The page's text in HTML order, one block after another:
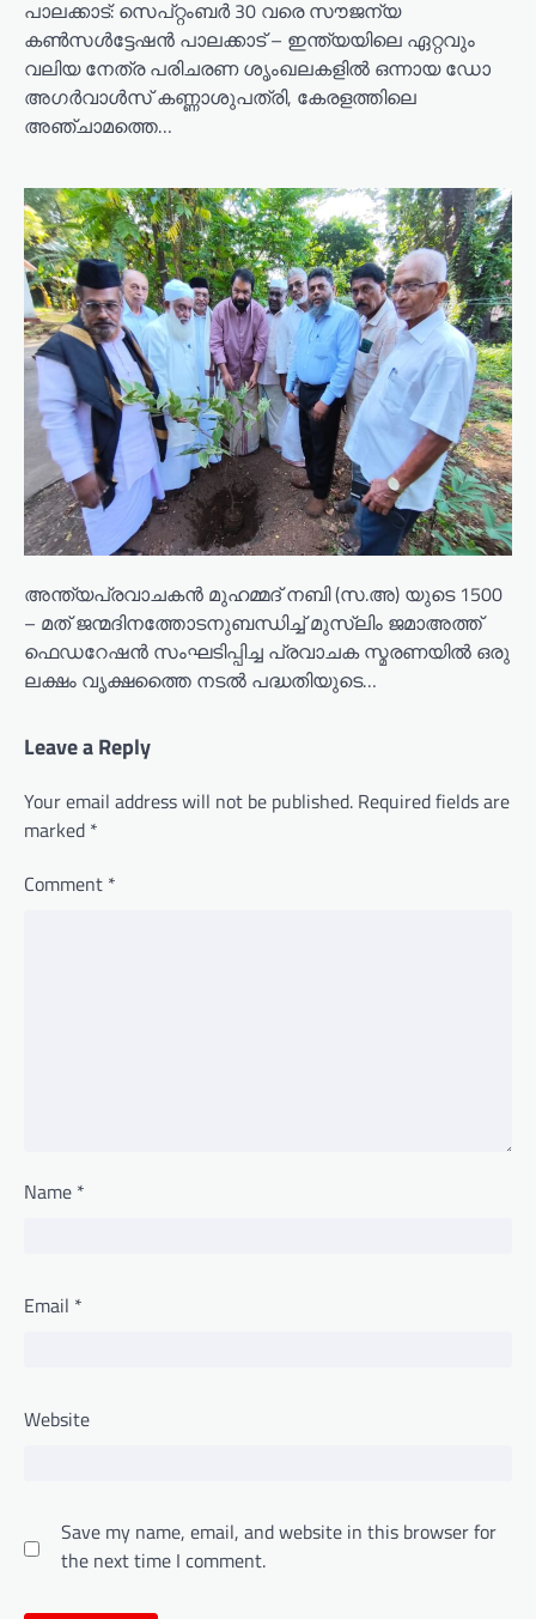
പാലക്കാട്: സെപ്‌റ്റംബർ 30 വരെ സൗജന്യ
കൺസൾട്ടേഷൻ പാലക്കാട് – ഇന്ത്യയിലെ ഏറ്റവും
വലിയ നേത്ര പരിചരണ ശൃംഖലകളിൽ ഒന്നായ ഡോ
അഗർവാൾസ് കണ്ണാശുപത്രി, കേരളത്തിലെ
അഞ്ചാമത്തെ…
അന്ത്യപ്രവാചകൻ മുഹമ്മദ് നബി (സ.അ) യുടെ 1500
– മത് ജന്മദിനത്തോടനുബന്ധിച്ച് മുസ്ലിം ജമാഅത്ത്
ഫെഡറേഷൻ സംഘടിപ്പിച്ച പ്രവാചക സ്മരണയിൽ ഒരു
ലക്ഷം വൃക്ഷത്തൈ നടൽ പദ്ധതിയുടെ…
Leave a Reply
Your email address will not be published. Required fields are
marked *
Comment *
Name *
Email *
Website
Save my name, email, and website in this browser for
the next time I comment.